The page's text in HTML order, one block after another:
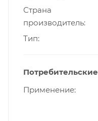
Страна
производитель
Тип
Потребительские
Применение